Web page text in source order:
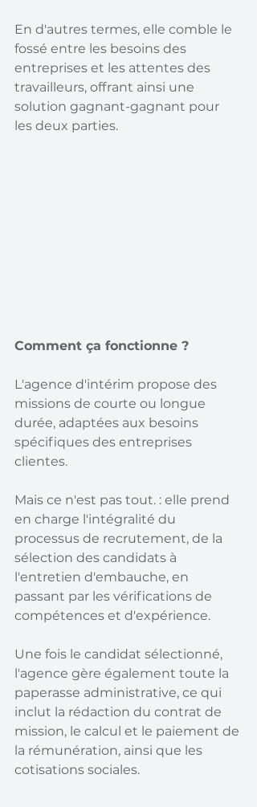
En d'autres termes, elle comble le
fossé entre les besoins des
entreprises et les attentes des
travailleurs, offrant ainsi une
solution gagnant-gagnant pour
les deux parties.
Comment ça fonctionne ?
L'agence d'intérim propose des
missions de courte ou longue
durée, adaptées aux besoins
spécifiques des entreprises
clientes.
Mais ce n'est pas tout. : elle prend
en charge l'intégralité du
processus de recrutement, de la
sélection des candidats à
l'entretien d'embauche, en
passant par les vérifications de
compétences et d'expérience.
Une fois le candidat sélectionné,
l'agence gère également toute la
paperasse administrative, ce qui
inclut la rédaction du contrat de
mission, le calcul et le paiement de
la rémunération, ainsi que les
cotisations sociales.